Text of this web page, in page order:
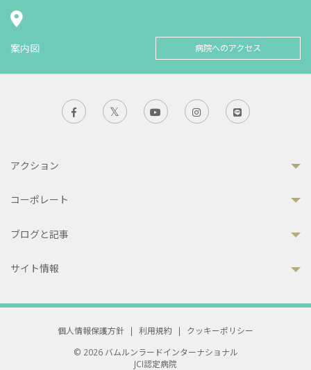
案内図 病院へのアクセス
アクション
コーポレート
ブログと記事
サイト情報
個人情報保護方針 | 利用規約 |
クッキーポリシー
© 2026 バムルンラードインターナショナル
JCI認定病院